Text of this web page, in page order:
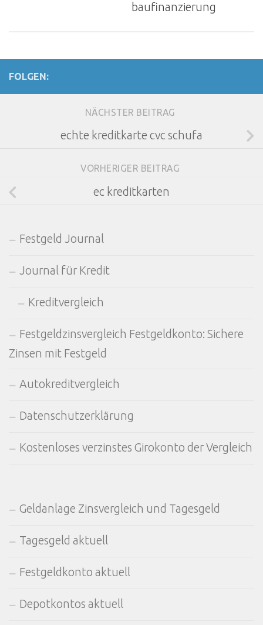
baufinanzierung
FOLGEN:
NÄCHSTER BEITRAG
echte kreditkarte cvc schufa
VORHERIGER BEITRAG
ec kreditkarten
Festgeld Journal
Journal für Kredit
Kreditvergleich
Festgeldzinsvergleich Festgeldkonto: Sichere
Zinsen mit Festgeld
Autokreditvergleich
Datenschutzerklärung
Kostenloses verzinstes Girokonto der Vergleich
Geldanlage Zinsvergleich und Tagesgeld
Tagesgeld aktuell
Festgeldkonto aktuell
Depotkontos aktuell